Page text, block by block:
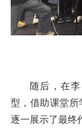
随后，在
型，借助课堂
逐一展示了最终